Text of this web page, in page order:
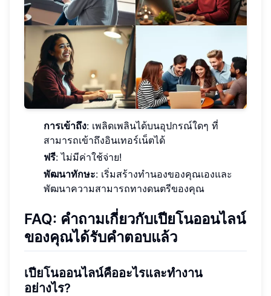
การเข้าถึง: เพลิดเพลินได้บนอุปกรณ์ใดๆ ที่
สามารถเข้าถึงอินเทอร์เน็ตได้
ฟรี: ไม่มีค่าใช้จ่าย!
พัฒนาทักษะ: เริ่มสร้างทำนองของคุณเองและ
พัฒนาความสามารถทางดนตรีของคุณ
FAQ: คำถามเกี่ยวกับเปียโนออนไลน์
ของคุณได้รับคำตอบแล้ว
เปียโนออนไลน์คืออะไรและทำงาน
อย่างไร?